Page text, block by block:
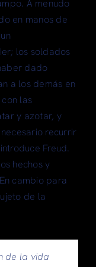
A menudo
en manos de
los soldados
dado
a los demás en
las
y azotar, y
recurrir
Freud.
hechos y
cambio para
de la
de la vida